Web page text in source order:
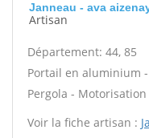
Janneau - ava
Artisan
Département: 44, 85
Portail en aluminium
Pergola -
Voir la fiche artisan :